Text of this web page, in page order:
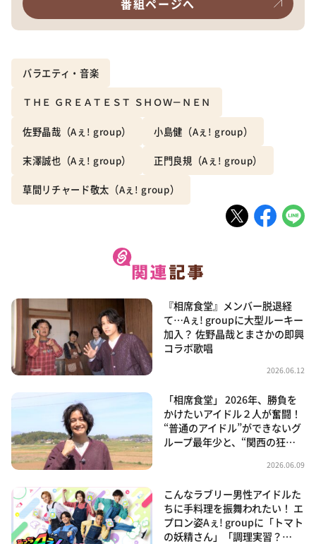
バラエティ・音楽
ＴＨＥ ＧＲＥＡＴＥＳＴ ＳＨＯＷ－ＮＥＮ
佐野晶哉（Aぇ! group） 小島健（Aぇ! group）
末澤誠也（Aぇ! group） 正門良規（Aぇ! group）
草間リチャード敬太（Aぇ! group）
『相席食堂』メンバー脱退経
て…Aぇ! groupに大型ルーキー
加入？ 佐野晶哉とまさかの即興
コラボ歌唱
2026.06.12
「相席食堂」 2026年、勝負を
かけたいアイドル２人が奮闘！
“普通のアイドル”ができないグ
ループ最年少と、“関西の狂…
2026.06.09
こんなラブリー男性アイドルた
ちに手料理を振舞われたい！ エ
プロン姿Aぇ! groupに「トマト
の妖精さん」「調理実習？…